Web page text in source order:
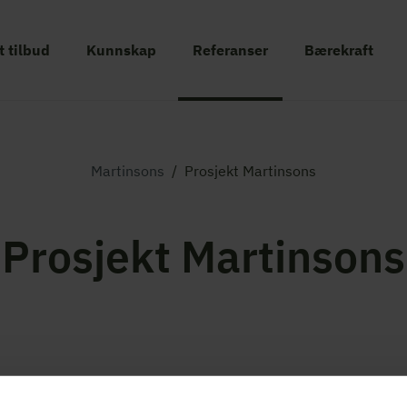
tilbud Kunnskap Referanser Bærekraft
Martinsons / Prosjekt Martinsons
Prosjekt Martinsons